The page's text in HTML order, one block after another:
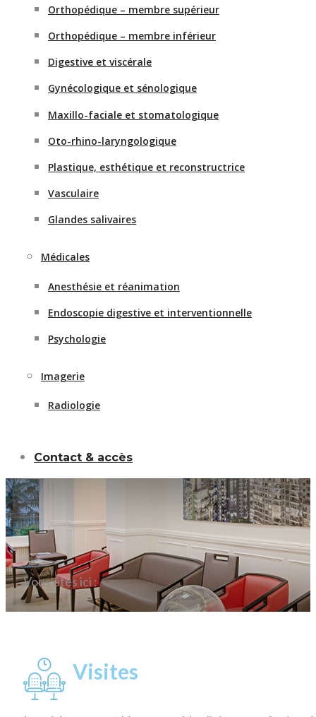
Orthopédique – membre supérieur
Orthopédique – membre inférieur
Digestive et viscérale
Gynécologique et sénologique
Maxillo-faciale et stomatologique
Oto-rhino-laryngologique
Plastique, esthétique et reconstructrice
Vasculaire
Glandes salivaires
Médicales
Anesthésie et réanimation
Endoscopie digestive et interventionnelle
Psychologie
Imagerie
Radiologie
Contact & accès
Vous êtes ici :
Visites